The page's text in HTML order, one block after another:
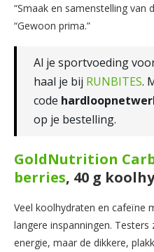
“Smaak en samenstelling van
“Gewoon prima.”
Al je sportvoeding
haal je bij RUNBITES.
code
op je bestelling.
GoldNutrition
berries, 40 g
Veel koolhydraten en cafeïne
langere inspanningen.
energie, maar de dikkere,